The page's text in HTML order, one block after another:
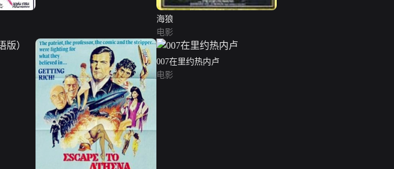
海狼
电影
007在里约热内卢
电影